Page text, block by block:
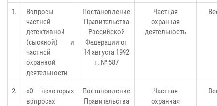
1.
Вопросы
частной
детективной
(сыскной) и
частной
охранной
деятельности
Постановление
Правительства
Российской
Федерации от
14 августа 1992
г. № 587
Частная
охранная
деятельность
2.
«О некоторых
вопросах
Постановление
Правительства
Частная
охранная